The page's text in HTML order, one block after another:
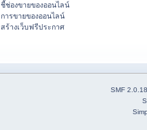
ชี้ช่องขายของออนไลน์
การขายของออนไลน์
สร้างเว็บฟรีประกาศ
SMF 2.0.18